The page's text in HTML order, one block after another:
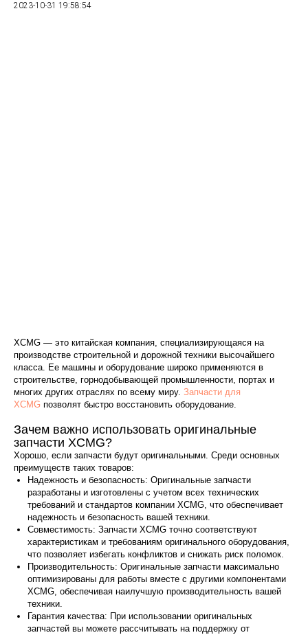
2023-10-31 19:58:54
XCMG — это китайская компания, специализирующаяся на
производстве строительной и дорожной техники высочайшего
класса. Ее машины и оборудование широко применяются в
строительстве, горнодобывающей промышленности, портах и
многих других отраслях по всему миру. Запчасти для
XCMG позволят быстро восстановить оборудование.
Зачем важно использовать оригинальные
запчасти XCMG?
Хорошо, если запчасти будут оригинальными. Среди основных
преимуществ таких товаров:
Надежность и безопасность: Оригинальные запчасти
разработаны и изготовлены с учетом всех технических
требований и стандартов компании XCMG, что обеспечивает
надежность и безопасность вашей техники.
Совместимость: Запчасти XCMG точно соответствуют
характеристикам и требованиям оригинального оборудования,
что позволяет избегать конфликтов и снижать риск поломок.
Производительность: Оригинальные запчасти максимально
оптимизированы для работы вместе с другими компонентами
XCMG, обеспечивая наилучшую производительность вашей
техники.
Гарантия качества: При использовании оригинальных
запчастей вы можете рассчитывать на поддержку от